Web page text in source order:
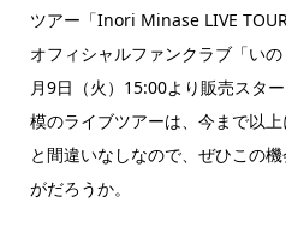
ツアー「Inori Minase LIVE
オフィシャルファンクラブ「い
月9日（火）15:00より販売スタ
模のライブツアーは、今まで以
と間違いなしなので、ぜひこの
がだろうか。